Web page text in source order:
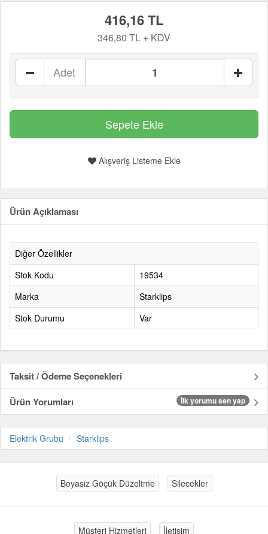
416,16 TL
346,80 TL + KDV
Adet
Alışveriş Listeme Ekle
Ürün Açıklaması
Diğer Özellikler
Stok Kodu
19534
Marka
Starklips
Stok Durumu
Var
Taksit / Ödeme Seçenekleri
Ürün Yorumları
İlk yorumu sen yap
Elektrik Grubu Starklips
Boyasız Göçük Düzeltme Silecekler
Müşteri Hizmetleri İletişim